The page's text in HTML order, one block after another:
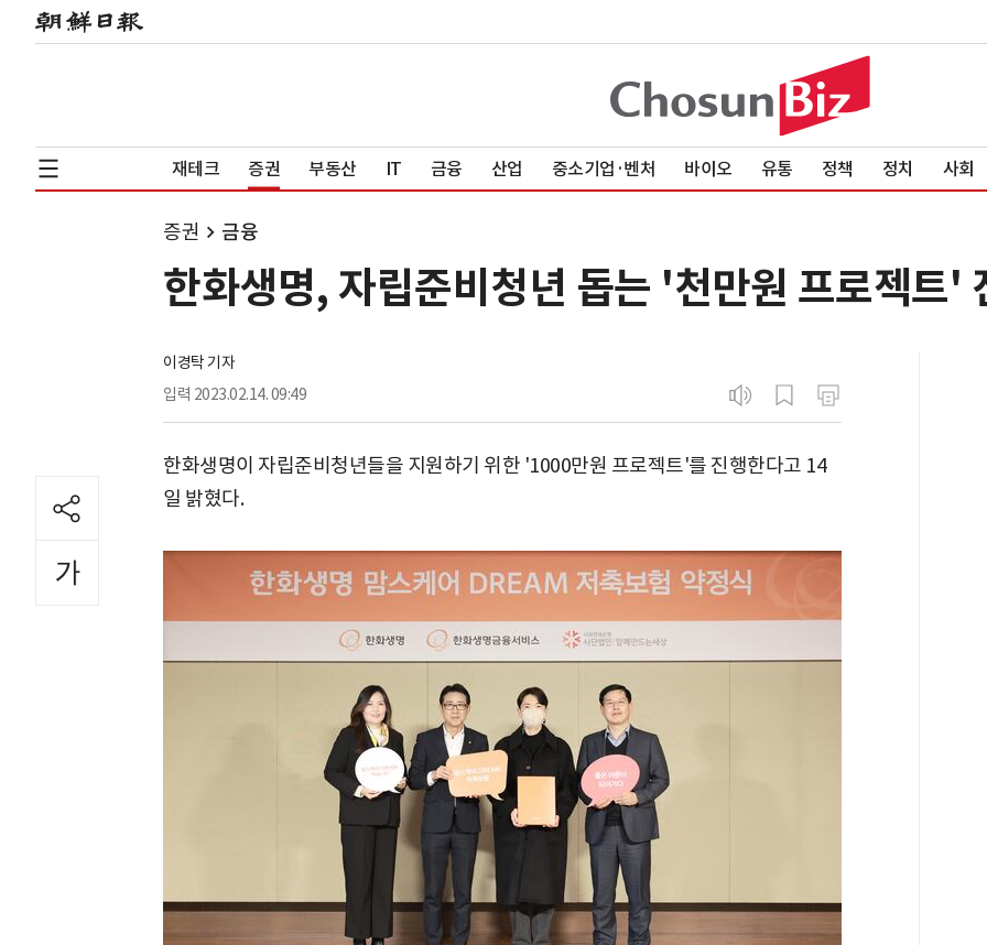
재테크 증권 부동산 IT 금융 산업 중소기업·벤처 바이오 유통 정책 정치 사회
증권 금융
한화생명, 자립준비청년 돕는 '천만원 프로젝트'
이경탁 기자
입력 2023.02.14. 09:49
한화생명이 자립준비청년들을 지원하기 위한 '1000만원 프로젝트'를 진행한다고 14
일 밝혔다.